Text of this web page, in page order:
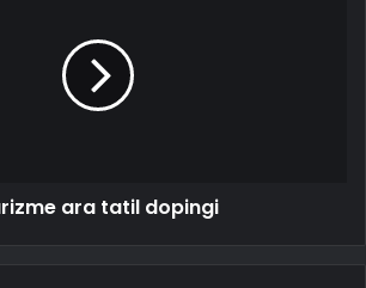
ara tatil dopingi